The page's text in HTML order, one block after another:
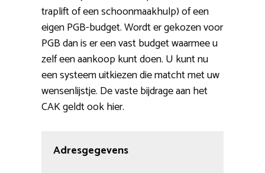
traplift of een schoonmaakhulp) of een
eigen PGB-budget. Wordt er gekozen voor
PGB dan is er een vast budget waarmee u
zelf een aankoop kunt doen. U kunt nu
een systeem uitkiezen die matcht met uw
wensenlijstje. De vaste bijdrage aan het
CAK geldt ook hier.
Adresgegevens